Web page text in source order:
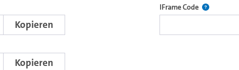
diesen Link, um ein Video in den OpenOlat Video-Baustein einzubetten.
Kopieren
in CommSy einzubetten.
Kopieren
IFrame Code Nutzen Sie